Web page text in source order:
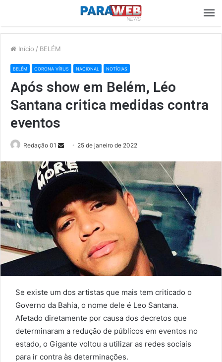
Início / BELÉM
BELÉM CORONA VÍRUS NACIONAL NOTÍCIAS
Após show em Belém, Léo
Santana critica medidas contra
eventos
Redação 01
Send
email
25 de janeiro de 2022
Se existe um dos artistas que mais tem criticado o
Governo da Bahia, o nome dele é Leo Santana.
Afetado diretamente por causa dos decretos que
determinaram a redução de públicos em eventos no
estado, o Gigante voltou a utilizar as redes sociais
para ir contra às determinações.